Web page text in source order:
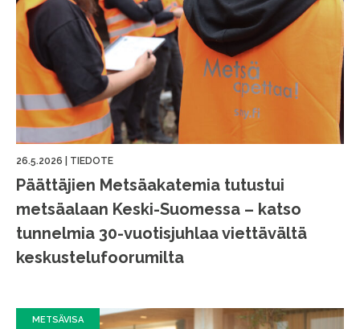
26.5.2026 TIEDOTE
Päättäjien Metsäakatemia tutustui
metsäalaan Keski-Suomessa – katso
tunnelmia 30-vuotisjuhlaa viettävältä
keskustelufoorumilta
METSÄVISA